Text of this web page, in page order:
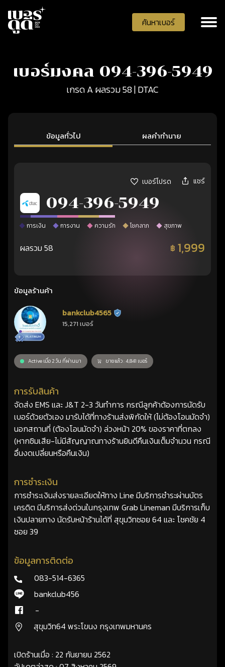
ค้นหาเบอร์
เบอร์มงคล 094-396-5949
เกรด A ผลรวม 58 | DTAC
ข้อมูลทั่วไป ผลคำทำนาย
เบอร์โปรด แชร์
094-396-5949
การเงิน การงาน ความรัก โชคลาภ สุขภาพ
ผลรวม 58 ฿ 1,999
ข้อมูลร้านค้า
bankclub4565 ร้านยืนยันแล้ว
15,271 เบอร์
Active เมื่อ 2 วัน ที่ผ่านมา ขายแล้ว : 4,841 เบอร์
การรับสินค้า
จัดส่ง EMS และ J&T 2-3 วันทำการ กรณีลูกค้าต้องการนัดรับ
เบอร์ด้วยตัวเอง มารับได้ที่ทางร้านส่งพิกัดให้ (ไม่ต้องโอนมัดจำ)
นอกสถานที่ (ต้องโอนมัดจำ) ล่วงหน้า 20% ของราคาที่ตกลง
(หากซิมเสีย-ไม่มีสัญญาณทางร้านยินดีคืนเงินเต็มจำนวน กรณี
อื่นงดเปลี่ยนหรือคืนเงิน)
การชำระเงิน
การชำระเงินส่งรายละเอียดให้ทาง Line มีบริการชำระผ่านบัตร
เครดิต มีบริการส่งด่วนในกรุงเทพ Grab Lineman มีบริการเก็บ
เงินปลายทาง นัดรับหน้าร้านได้ที่ สุขุมวิทซอย 64 และ โชคชัย 4
ซอย 39
ข้อมูลการติดต่อ
083-514-6365
bankclub456
-
สุขุมวิท64 พระโขนง กรุงเทพมหานคร
เปิดร้านเมื่อ : 22 กันยายน 2562